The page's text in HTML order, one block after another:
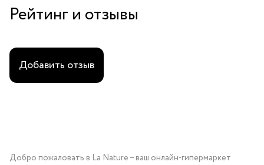
Рейтинг и отзывы
Добавить отзыв
Добро пожаловать в La Nature – ваш онлайн-гипермаркет